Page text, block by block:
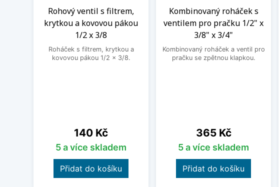
Rohový ventil s filtrem,
krytkou a kovovou pákou
1/2 x 3/8
Roháček s filtrem, krytkou a
kovovou pákou 1/2 x 3/8.
Cena
140 Kč
5 a více skladem
Přidat do košíku
Kombinovaný roháček s
ventilem pro pračku 1/2" x
3/8" x 3/4"
Kombinovaný roháček a ventil pro
pračku se zpětnou klapkou.
Cena
365 Kč
5 a více skladem
Přidat do košíku